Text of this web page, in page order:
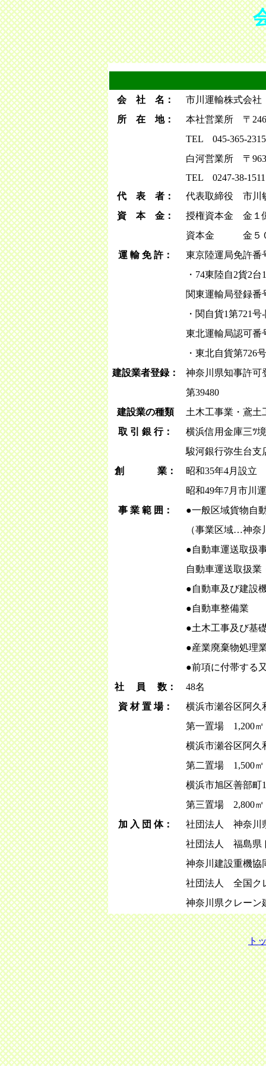
会 社 名：
市川運輸株式会社
所 在 地：
本社営業所 〒
TEL 045-365-
白河営業所 〒
TEL 0247-38-
代 表 者：
代表取締役 市川
資 本 金：
授権資本金 金１
資本金 金５０
運 輸 免 許：
東京陸運局免許番
・74東陸自2貨
関東運輸局登録番
・関自貨1第721
東北運輸局認可番
・東北自貨第726
建設業者登録：
神奈川県知事許可
第39480
建設業の種類
土木工事業・鳶土
取 引 銀 行：
横浜信用金庫三ﾂ
駿河銀行弥生台支
創 業：
昭和35年4月設立
昭和49年7月市川
事 業 範 囲：
●一般区域貨物自
（事業区域…神奈
●自動車運送取扱
自動車運送取扱業
●自動車及び建設
●自動車整備業
●土木工事及び基
●産業廃棄物処理
●前項に付帯する
社 員 数：
48名
資 材 置 場：
横浜市瀬谷区阿久
第一置場 1,200㎡
横浜市瀬谷区阿久
第二置場 1,500㎡
横浜市旭区善部町
第三置場 2,800㎡
加 入 団 体：
社団法人 神奈川
社団法人 福島県
神奈川建設重機協
社団法人 全国ク
神奈川県クレーン
ト